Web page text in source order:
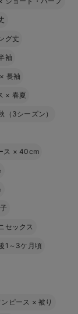
グ丈
袖
× 長袖
× 春夏
（3シーズン）
ス ×40cm
セックス
1～3ケ月頃
ピース ×被り